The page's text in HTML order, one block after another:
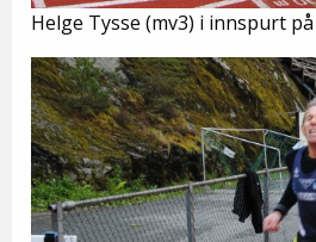
Helge Tysse (mv3) i innspurt